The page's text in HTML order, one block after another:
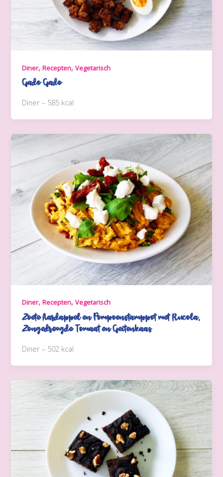
Diner,Recepten,Vegetarisch
Gado Gado
Diner – 585 kcal
Diner,Recepten,Vegetarisch
Zoete Aardappel en Pompoenstamppot met Rucola,
Zongedroogde Tomaat en Geitenkaas
Diner – 502 kcal